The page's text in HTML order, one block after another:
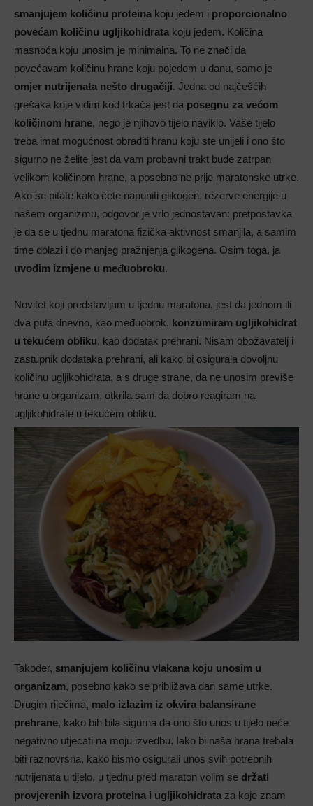
smanjujem količinu proteina koju jedem i proporcionalno
povećam količinu ugljikohidrata koju jedem. Količina
masnoća koju unosim je minimalna. To ne znači da
povećavam količinu hrane koju pojedem u danu, samo je
omjer nutrijenata nešto drugačiji. Jedna od najčešćih
grešaka koje vidim kod trkača jest da posegnu za većom
količinom hrane, nego je njihovo tijelo naviklo. Vaše tijelo
treba imat mogućnost obraditi hranu koju ste unijeli i ono što
sigurno ne želite jest da vam probavni trakt bude zatrpan
velikom količinom hrane, a posebno ne prije maratonske utrke.
Ako se pitate kako ćete napuniti glikogen, rezerve energije u
našem organizmu, odgovor je vrlo jednostavan: pretpostavka
je da se u tjednu maratona fizička aktivnost smanjila, a samim
time dolazi i do manjeg pražnjenja glikogena. Osim toga, ja
uvodim izmjene u međuobroku.
Novitet koji predstavljam u tjednu maratona, jest da jednom ili
dva puta dnevno, kao međuobrok, konzumiram ugljikohidrat
u tekućem obliku, kao dodatak prehrani. Nisam obožavatelj i
zastupnik dodataka prehrani, ali kako bi osigurala dovoljnu
količinu ugljikohidrata, a s druge strane, da ne unosim previše
hrane u organizam, otkrila sam da dobro reagiram na
ugljikohidrate u tekućem obliku.
Također, smanjujem količinu vlakana koju unosim u
organizam, posebno kako se približava dan same utrke.
Drugim riječima, malo izlazim iz okvira balansirane
prehrane, kako bih bila sigurna da ono što unos u tijelo neće
negativno utjecati na moju izvedbu. Iako bi naša hrana trebala
biti raznovrsna, kako bismo osigurali unos svih potrebnih
nutrijenata u tijelo, u tjednu pred maraton volim se držati
provjerenih izvora proteina i ugljikohidrata za koje znam